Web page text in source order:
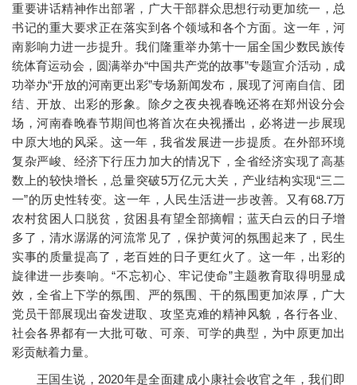
重要讲话精神作出部署，广大干部群众思想行动更加统一，总
书记的重大要求正在落实到各个领域和各个方面。这一年，河
南影响力进一步提升。我们隆重举办第十一届全国少数民族传
统体育运动会，圆满举办“中国共产党的故事”专题宣介活动，成
功举办“开放的河南更出彩”专场新闻发布，展现了河南自信、团
结、开放、出彩的形象。除夕之夜央视春晚还将在郑州设分会
场，河南春晚春节期间也将首次在央视播出，必将进一步展现
中原大地的风采。这一年，我省发展进一步提质。在外部环境
复杂严峻、经济下行压力加大的情况下，全省经济实现了高基
数上的较快增长，总量突破5万亿元大关，产业结构实现“三二
一”的历史性转变。这一年，人民生活进一步改善。又有68.7万
农村贫困人口脱贫，贫困县有望全部摘帽；蓝天白云的日子增
多了，清水潺潺的河流常见了，保护黄河的氛围起来了，民生
实事的质量提高了，老百姓的日子更红火了。这一年，出彩的
旋律进一步奏响。“不忘初心、牢记使命”主题教育取得明显成
效，全省上下学的氛围、严的氛围、干的氛围更加浓厚，广大
党员干部展现出奋发进取、攻坚克难的精神风貌，各行各业、
社会各界都有一大批可敬、可亲、可学的典型，为中原更加出
彩贡献着力量。
王国生说，2020年是全面建成小康社会收官之年，我们即